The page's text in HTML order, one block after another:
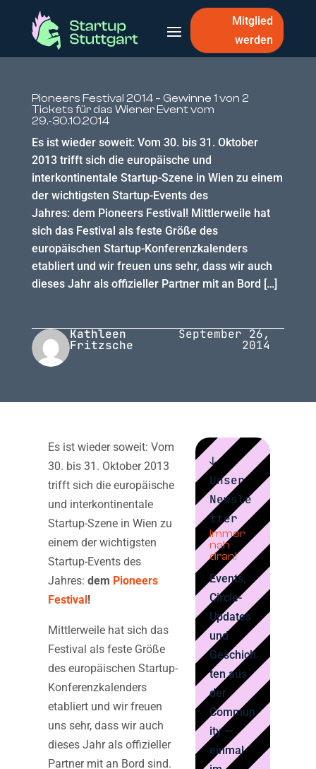
Mitglied
werden
Pioneers Festival 2014 – Gewinne 1 von 2
Tickets für das Wiener Event vom
29.-30.10.2014
Es ist wieder soweit: Vom 30. bis 31. Oktober
2013 trifft sich die europäische und
interkontinentale Startup-Szene in Wien zu einem
der wichtigsten Startup-Events des
Jahres: dem Pioneers Festival! Mittlerweile hat
sich das Festival als feste Größe des
europäischen Startup-Konferenzkalenders
etabliert und wir freuen uns sehr, dass wir auch
dieses Jahr als offizieller Partner mit an Bord […]
Kathleen
Fritzsche
September 26,
2014
Es ist wieder soweit: Vom
30. bis 31. Oktober 2013
trifft sich die europäische
und interkontinentale
Startup-Szene in Wien zu
einem der wichtigsten
Startup-Events des
Jahres:dem Pioneers
Festival !
Mittlerweile hat sich das
Festival als feste Größe
des europäischen Startup-
Konferenzkalenders
etabliert und wir freuen
uns sehr, dass wir auch
dieses Jahr als offizieller
Partner mit an Bord sind.
↓
Unser
Newsle
tter
Immer
nah
dran!
Events,
Circle-
Updates
und
Geschich
ten aus
der
Commun
ity —
einmal